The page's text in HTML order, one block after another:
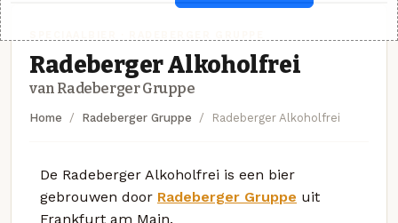
Radeberger Alkoholfrei
van Radeberger Gruppe
Home Radeberger Gruppe Radeberger Alkoholfrei
De Radeberger Alkoholfrei is een bier
gebrouwen door Radeberger Gruppe uit
Frankfurt am Main.